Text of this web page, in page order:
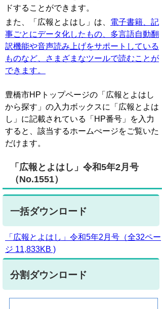
ドすることができます。
また、「広報とよはし」は、 電子書籍、記
事ごとにデータ化したもの、多言語自動翻
訳機能や音声読み上げをサポートしている
ものなど、さまざまなツールで読むことが
できます。
豊橋市HPトップページの「広報とよはし
から探す」の入力ボックスに「広報とよは
し」に記載されている「HP番号」を入力
すると、該当するホームぺージをご覧いた
だけます。
「広報とよはし」令和5年2月号
（No.1551）
一括ダウンロード
「広報とよはし」令和5年2月号（全32ペー
ジ 11,833KB )
分割ダウンロード